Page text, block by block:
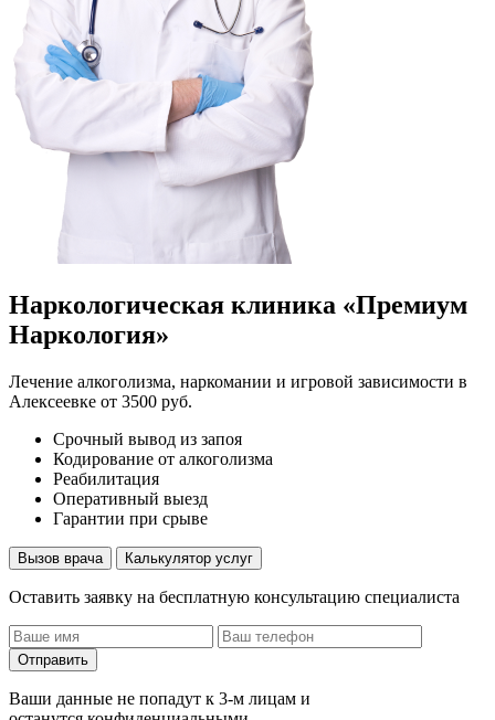
Наркологическая клиника «Премиум
Наркология»
Лечение алкоголизма, наркомании и игровой зависимости в
Алексеевке от 3500 руб.
Срочный вывод из запоя
Кодирование от алкоголизма
Реабилитация
Оперативный выезд
Гарантии при срыве
Вызов врача Калькулятор услуг
Оставить заявку на бесплатную консультацию специалиста
Отправить
Ваши данные не попадут к 3-м лицам и